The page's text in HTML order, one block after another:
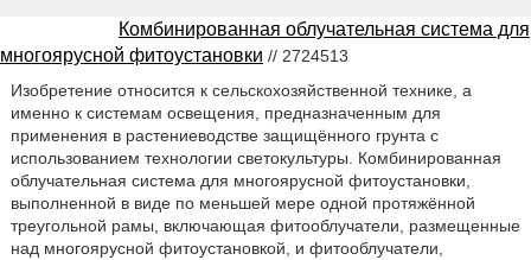
Комбинированная облучательная система для
многоярусной фитоустановки // 2724513
Изобретение относится к сельскохозяйственной технике, а
именно к системам освещения, предназначенным для
применения в растениеводстве защищённого грунта с
использованием технологии светокультуры. Комбинированная
облучательная система для многоярусной фитоустановки,
выполненной в виде по меньшей мере одной протяжённой
треугольной рамы, включающая фитооблучатели, размещенные
над многоярусной фитоустановкой, и фитооблучатели,